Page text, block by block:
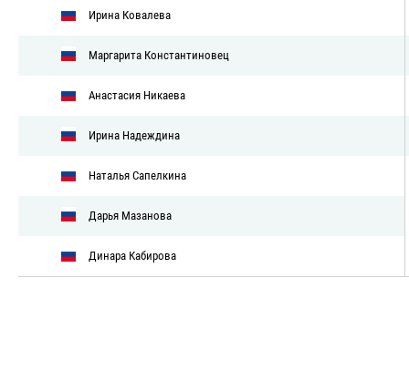
Ирина Ковалева
Маргарита Константиновец
Анастасия Никаева
Ирина Надеждина
Наталья Сапелкина
Дарья Мазанова
Динара Кабирова